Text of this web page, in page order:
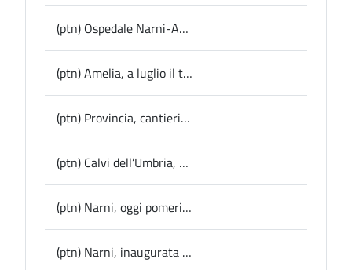
(ptn) Ospedale Narni-Amelia, Presidente Bandecchi: “la rotonda costerà ai cittadini 8 milioni, è la conferma dell’errata scelta della locazione di un ospedale sussidiario a quello di Terni”
(ptn) Amelia, a luglio il torneo di scacchi nazionale
(ptn) Provincia, cantieri Anas sulla Ss 675: approvata all'unanimità dal Consiglio la mozione di Filiberti (AP)
(ptn) Calvi dell’Umbria, ospitata la delegazione della cittadina di La Bastide-des-Jourdans per celebrare i 20 anni di gemellaggio
(ptn) Narni, oggi pomeriggio la “Giornata del Fascicolo Sanitario Elettronico”
(ptn) Narni, inaugurata oggi la bretella del centro storico, Lucarelli: “Opera importante per una nuova visione della città”